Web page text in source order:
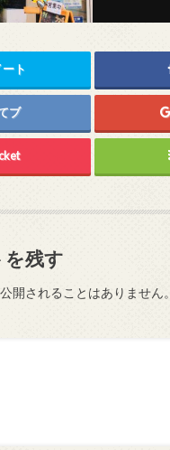
ート
ブ
を残す
開されることはありません。